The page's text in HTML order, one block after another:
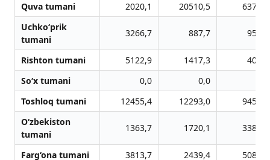
Quva tumani
2020,1 20510,5
6379,2
Uchko‘prik
tumani
3266,7 887,7 950,9
Rishton tumani 5122,9 1417,3
404,4
So‘x tumani
0,0 0,0
Toshloq tumani
12455,4 12293,0
9450,6
O‘zbekiston
tumani
1363,7 1720,1 3383,7
Farg‘ona tumani 3813,7 2439,4
5085,3